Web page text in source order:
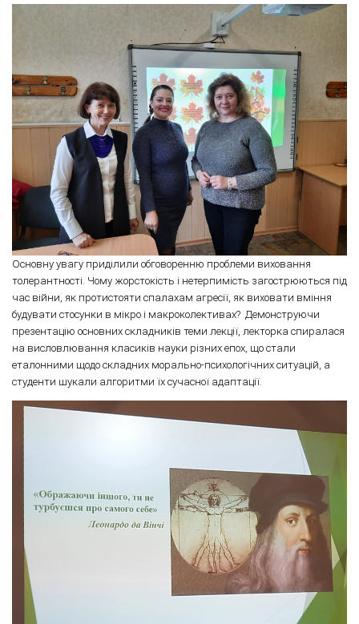
Основну увагу приділили обговоренню проблеми виховання
толерантності. Чому жорстокість і нетерпимість загострюються під
час війни, як протистояти спалахам агресії, як виховати вміння
будувати стосунки в мікро і макроколективах? Демонструючи
презентацію основних складників теми лекції, лекторка спиралася
на висловлювання класиків науки різних епох, що стали
еталонними щодо складних морально-психологічних ситуацій, а
студенти шукали алгоритми їх сучасної адаптації.